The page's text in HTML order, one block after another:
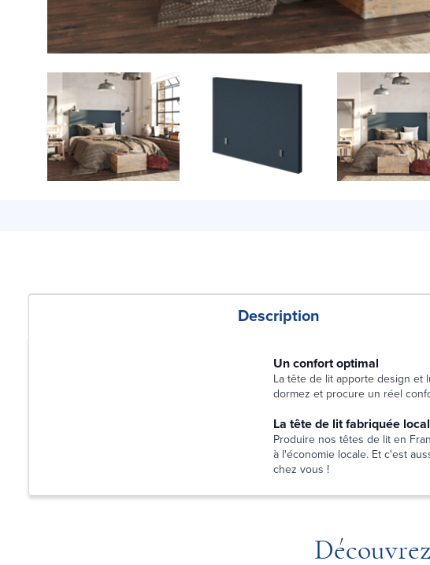
Description
Un confort optimal
La tête de lit apporte design et
dormez et procure un réel
La tête de lit fabriquée
Produire nos têtes de lit en
à l'économie locale. Et c'est
chez vous !